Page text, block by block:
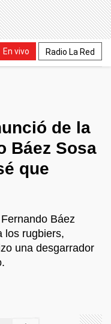
En vivo Radio La Red
de la
Báez Sosa
que
Báez
los rugbiers,
una desgarrador